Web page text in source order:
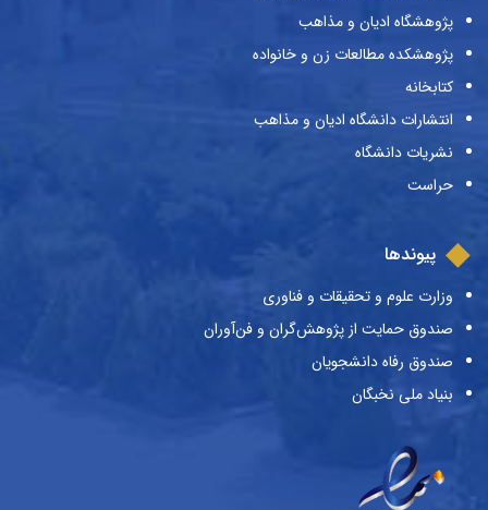
پژوهشگاه ادیان و مذاهب
پژوهشکده مطالعات زن و خانواده
کتابخانه
انتشارات دانشگاه ادیان و مذاهب
نشریات دانشگاه
حراست
پیوندها
وزارت علوم و تحقیقات و فناوری
صندوق حمایت از پژوهش‌گران و فن‌آوران
صندوق رفاه دانشجویان
بنیاد ملی نخبگان